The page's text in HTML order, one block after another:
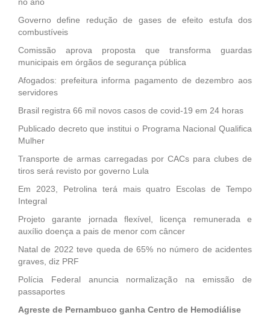
Governo define redução de gases de efeito estufa dos
combustíveis
Comissão aprova proposta que transforma guardas
municipais em órgãos de segurança pública
Afogados: prefeitura informa pagamento de dezembro aos
servidores
Brasil registra 66 mil novos casos de covid-19 em 24 horas
Publicado decreto que institui o Programa Nacional Qualifica
Mulher
Transporte de armas carregadas por CACs para clubes de
tiros será revisto por governo Lula
Em 2023, Petrolina terá mais quatro Escolas de Tempo
Integral
Projeto garante jornada flexível, licença remunerada e
auxílio doença a pais de menor com câncer
Natal de 2022 teve queda de 65% no número de acidentes
graves, diz PRF
Polícia Federal anuncia normalização na emissão de
passaportes
Agreste de Pernambuco ganha Centro de Hemodiálise